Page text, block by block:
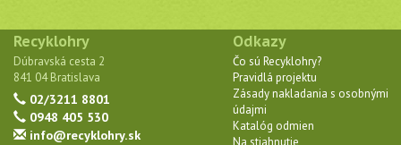
Recyklohry
Dúbravská cesta 2
841 04 Bratislava
02/3211 8801
0948 405 530
info@recyklohry.sk
Odkazy
Čo sú Recyklohry?
Pravidlá projektu
Zásady nakladania s osobnými
údajmi
Katalóg odmien
Na stiahnutie